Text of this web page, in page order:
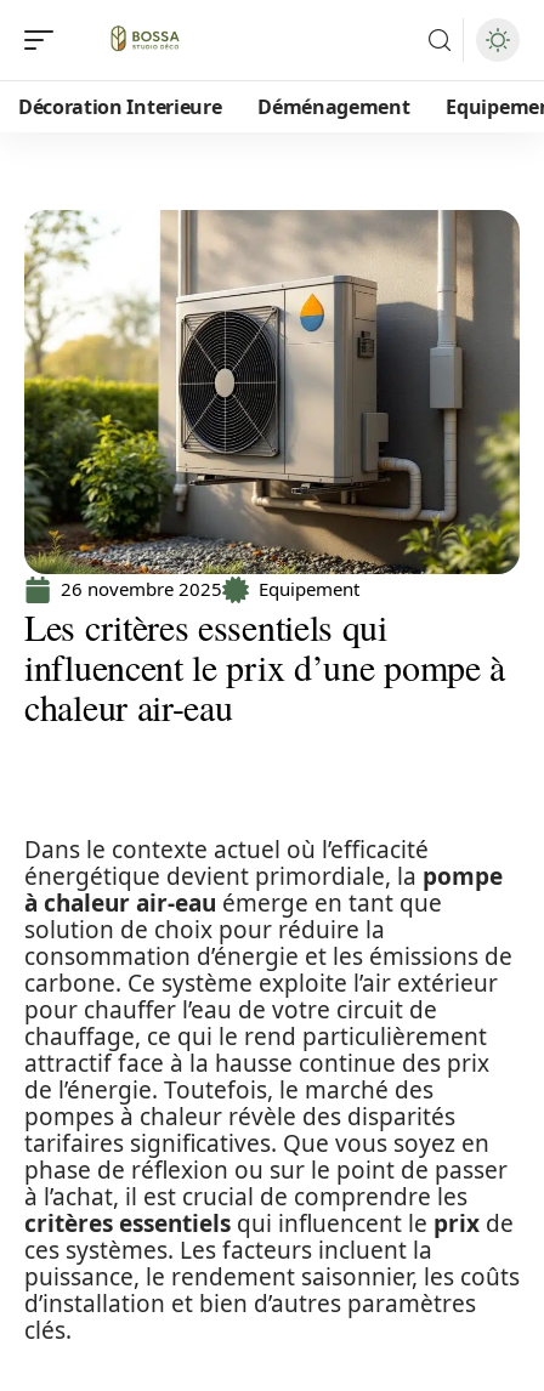
Décoration Interieure Déménagement
26 novembre 2025 Equipement
Les critères essentiels qui
influencent le prix d’une pompe à
chaleur air-eau
Dans le contexte actuel où l’efficacité
énergétique devient primordiale, la pompe
à chaleur air-eau émerge en tant que
solution de choix pour réduire la
consommation d’énergie et les émissions de
carbone. Ce système exploite l’air extérieur
pour chauffer l’eau de votre circuit de
chauffage, ce qui le rend particulièrement
attractif face à la hausse continue des prix
de l’énergie. Toutefois, le marché des
pompes à chaleur révèle des disparités
tarifaires significatives. Que vous soyez en
phase de réflexion ou sur le point de passer
à l’achat, il est crucial de comprendre les
critères essentiels qui influencent le prix de
ces systèmes. Les facteurs incluent la
puissance, le rendement saisonnier, les coûts
d’installation et bien d’autres paramètres
clés.